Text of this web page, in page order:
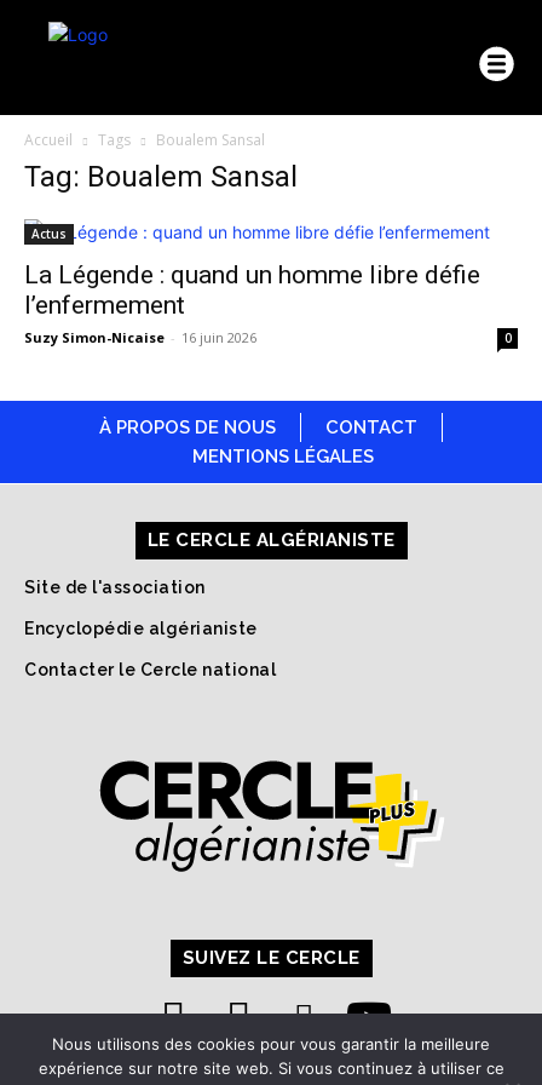
Accueil Tags Boualem Sansal
Tag: Boualem Sansal
Actus
La Légende : quand un homme libre défie
l’enfermement
Suzy Simon-Nicaise - 16 juin 2026 0
À PROPOS DE NOUS
CONTACT
MENTIONS LÉGALES
LE CERCLE ALGÉRIANISTE
Site de l'association
Encyclopédie algérianiste
Contacter le Cercle national
SUIVEZ LE CERCLE
Nous utilisons des cookies pour vous garantir la meilleure
expérience sur notre site web. Si vous continuez à utiliser ce